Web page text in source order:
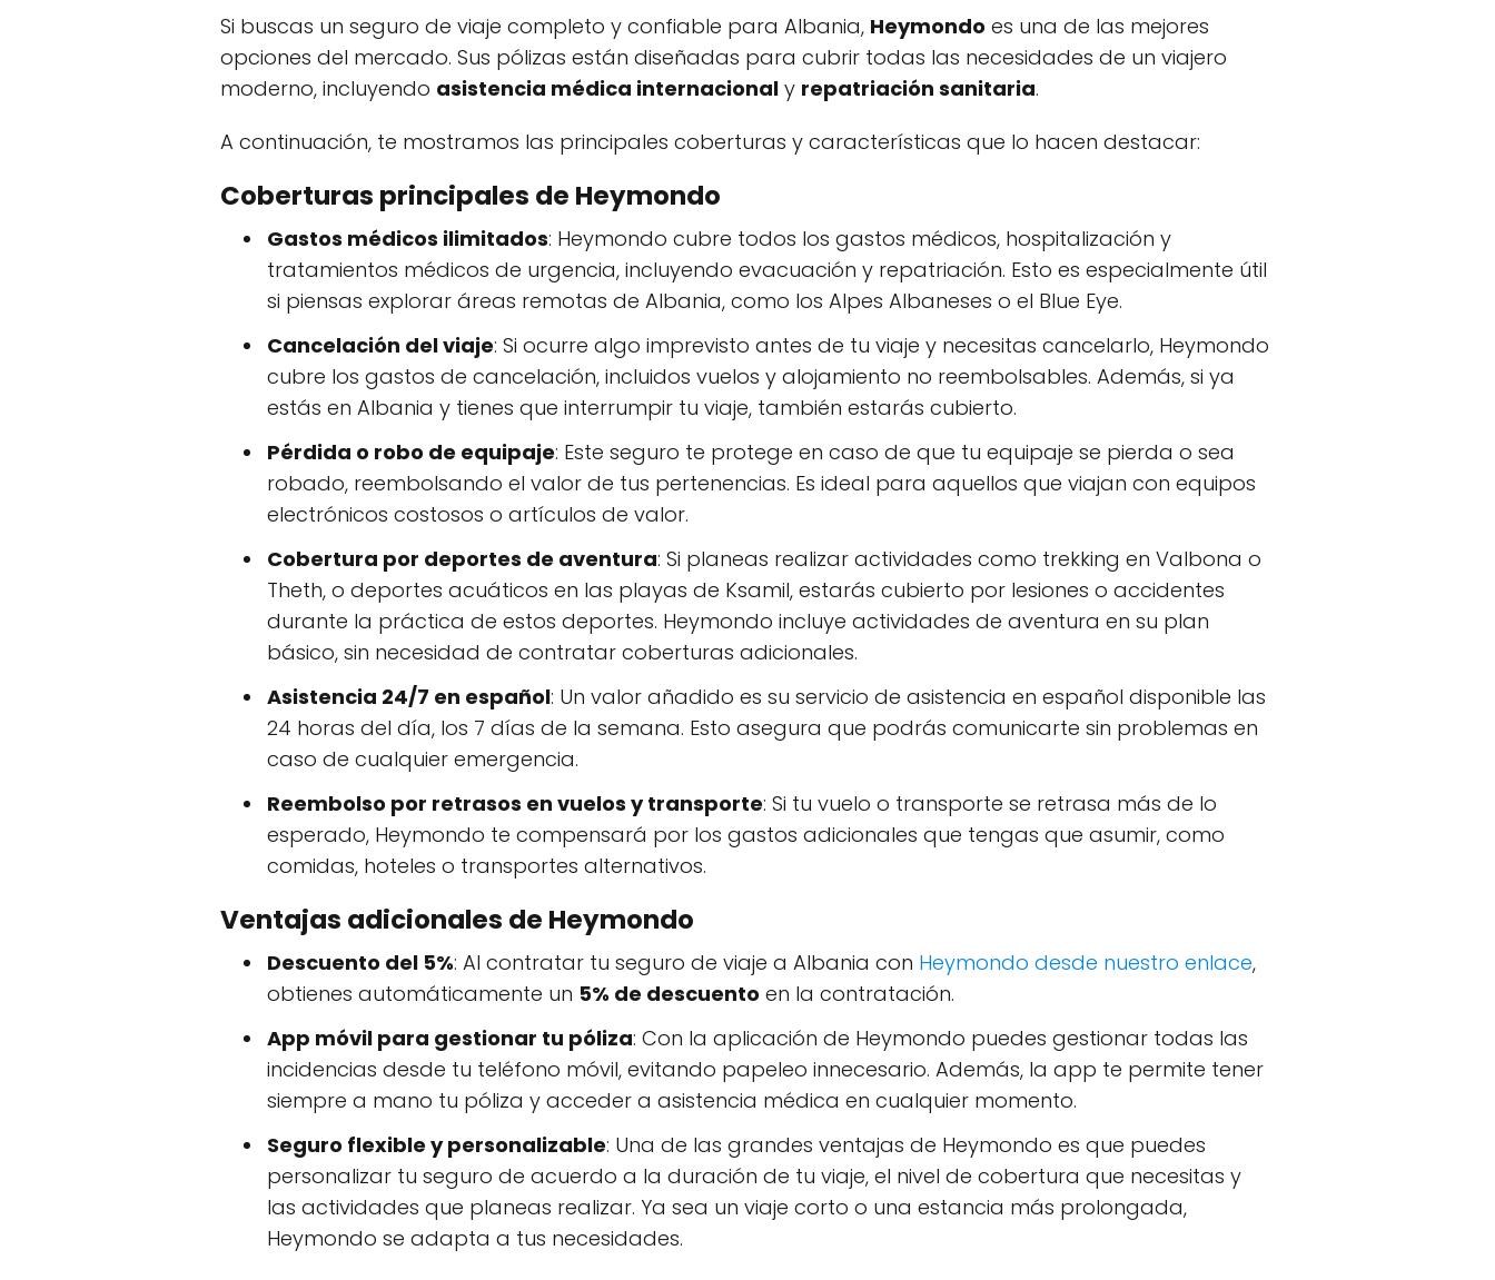
Si buscas un seguro de viaje completo y confiable para Albania, Heymondo es una de las mejores
opciones del mercado. Sus pólizas están diseñadas para cubrir todas las necesidades de un viajero
moderno, incluyendo asistencia médica internacional y repatriación sanitaria.
A continuación, te mostramos las principales coberturas y características que lo hacen destacar:
Coberturas principales de Heymondo
Gastos médicos ilimitados: Heymondo cubre todos los gastos médicos, hospitalización y
tratamientos médicos de urgencia, incluyendo evacuación y repatriación. Esto es especialmente útil
si piensas explorar áreas remotas de Albania, como los Alpes Albaneses o el Blue Eye.
Cancelación del viaje: Si ocurre algo imprevisto antes de tu viaje y necesitas cancelarlo, Heymondo
cubre los gastos de cancelación, incluidos vuelos y alojamiento no reembolsables. Además, si ya
estás en Albania y tienes que interrumpir tu viaje, también estarás cubierto.
Pérdida o robo de equipaje: Este seguro te protege en caso de que tu equipaje se pierda o sea
robado, reembolsando el valor de tus pertenencias. Es ideal para aquellos que viajan con equipos
electrónicos costosos o artículos de valor.
Cobertura por deportes de aventura: Si planeas realizar actividades como trekking en Valbona o
Theth, o deportes acuáticos en las playas de Ksamil, estarás cubierto por lesiones o accidentes
durante la práctica de estos deportes. Heymondo incluye actividades de aventura en su plan
básico, sin necesidad de contratar coberturas adicionales.
Asistencia 24/7 en español: Un valor añadido es su servicio de asistencia en español disponible las
24 horas del día, los 7 días de la semana. Esto asegura que podrás comunicarte sin problemas en
caso de cualquier emergencia.
Reembolso por retrasos en vuelos y transporte: Si tu vuelo o transporte se retrasa más de lo
esperado, Heymondo te compensará por los gastos adicionales que tengas que asumir, como
comidas, hoteles o transportes alternativos.
Ventajas adicionales de Heymondo
Descuento del 5%: Al contratar tu seguro de viaje a Albania con Heymondo desde nuestro enlace,
obtienes automáticamente un 5% de descuento en la contratación.
App móvil para gestionar tu póliza: Con la aplicación de Heymondo puedes gestionar todas las
incidencias desde tu teléfono móvil, evitando papeleo innecesario. Además, la app te permite tener
siempre a mano tu póliza y acceder a asistencia médica en cualquier momento.
Seguro flexible y personalizable: Una de las grandes ventajas de Heymondo es que puedes
personalizar tu seguro de acuerdo a la duración de tu viaje, el nivel de cobertura que necesitas y
las actividades que planeas realizar. Ya sea un viaje corto o una estancia más prolongada,
Heymondo se adapta a tus necesidades.